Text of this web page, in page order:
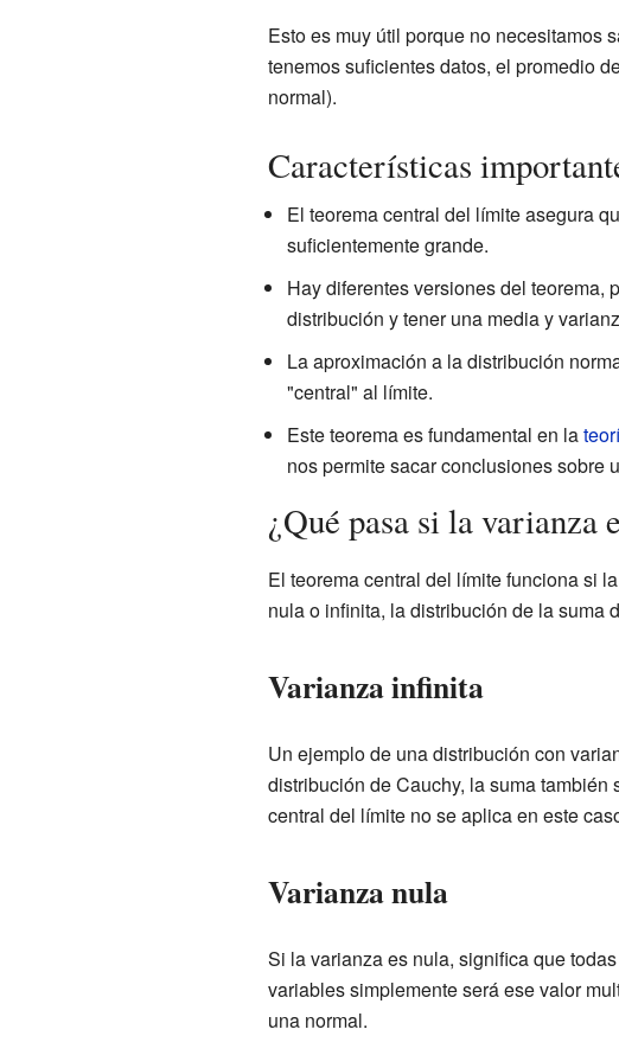
Esto es muy útil porque no necesitamos
tenemos suficientes datos, el promedio
normal).
Características
El teorema central del límite asegura
suficientemente grande.
Hay diferentes versiones del teorema,
distribución y tener una media y
La aproximación a la distribución
"central" al límite.
Este teorema es fundamental en la
nos permite sacar conclusiones sobre
¿Qué pasa si la varianza
El teorema central del límite funciona si
nula o infinita, la distribución de la suma
Varianza infinita
Un ejemplo de una distribución con
distribución de Cauchy, la suma
central del límite no se aplica en este
Varianza nula
Si la varianza es nula, significa que
variables simplemente será ese valor
una normal.